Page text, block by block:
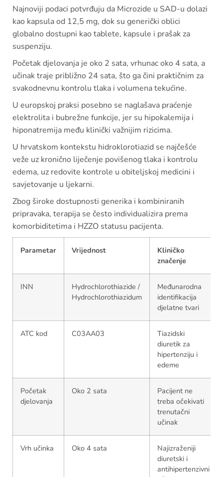
Najnoviji podaci potvrđuju da Microzide u SAD-u dolazi
kao kapsula od 12,5 mg, dok su generički oblici
globalno dostupni kao tablete, kapsule i prašak za
suspenziju.
Početak djelovanja je oko 2 sata, vrhunac oko 4 sata, a
učinak traje približno 24 sata, što ga čini praktičnim za
svakodnevnu kontrolu tlaka i volumena tekućine.
U europskoj praksi posebno se naglašava praćenje
elektrolita i bubrežne funkcije, jer su hipokalemija i
hiponatremija među klinički važnijim rizicima.
U hrvatskom kontekstu hidroklorotiazid se najčešće
veže uz kronično liječenje povišenog tlaka i kontrolu
edema, uz redovite kontrole u obiteljskoj medicini i
savjetovanje u ljekarni.
Zbog široke dostupnosti generika i kombiniranih
pripravaka, terapija se često individualizira prema
komorbiditetima i HZZO statusu pacijenta.
Parametar Vrijednost
Kliničko
značenje
INN
Hydrochlorothiazide /
Hydrochlorothiazidum
Međunarodna
identifikacija
djelatne tvari
ATC kod C03AA03
Tiazidski
diuretik za
hipertenziju i
edeme
Početak
djelovanja
Oko 2 sata
Pacijent ne
treba očekivati
trenutačni
učinak
Vrh učinka Oko 4 sata
Najizraženiji
diuretski i
antihipertenzivni